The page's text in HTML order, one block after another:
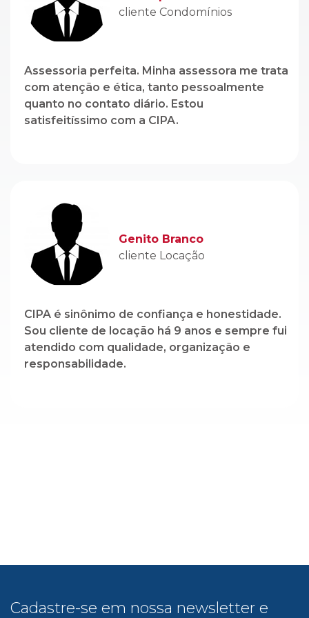
cliente Condomínios
Assessoria perfeita. Minha assessora me trata
com atenção e ética, tanto pessoalmente
quanto no contato diário. Estou
satisfeitíssimo com a CIPA.
Genito Branco
cliente Locação
CIPA é sinônimo de confiança e honestidade.
Sou cliente de locação há 9 anos e sempre fui
atendido com qualidade, organização e
responsabilidade.
Cadastre-se em nossa newsletter e